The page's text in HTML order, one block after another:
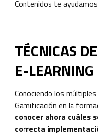
Contenidos te
TÉCNICAS
E-LEARNING
Conociendo los
Gamificación en la
conocer ahora cuáles
correcta